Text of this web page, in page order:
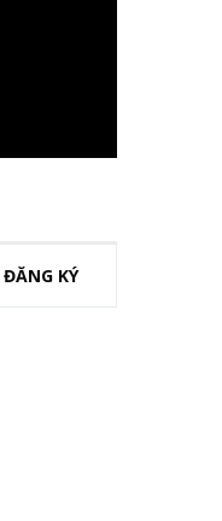
ĐĂNG KÝ